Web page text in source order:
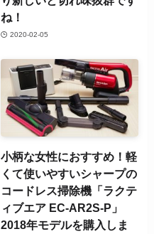
ね！
2020-02-05
小柄な女性におすすめ！軽
くて使いやすいシャープの
コードレス掃除機「ラクテ
ィブエア EC-AR2S-P」
2018年モデルを購入しま